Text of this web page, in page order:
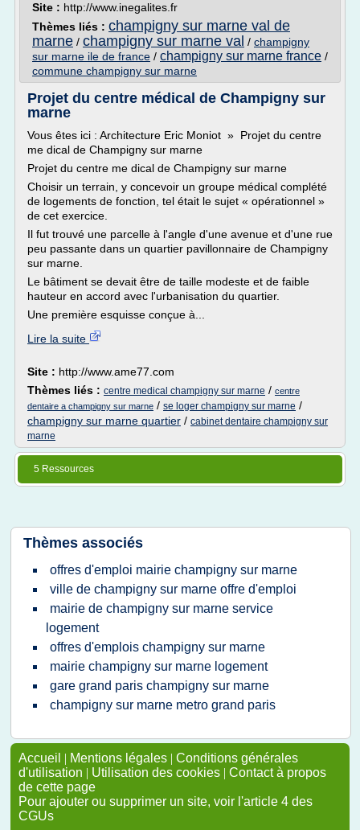
Site : http://www.inegalites.fr
Thèmes liés : champigny sur marne val de
marne / champigny sur marne val / champigny
sur marne ile de france / champigny sur marne france /
commune champigny sur marne
Projet du centre médical de Champigny sur
marne
Vous êtes ici : Architecture Eric Moniot » Projet du centre
me dical de Champigny sur marne
Projet du centre me dical de Champigny sur marne
Choisir un terrain, y concevoir un groupe médical complété
de logements de fonction, tel était le sujet « opérationnel »
de cet exercice.
Il fut trouvé une parcelle à l'angle d'une avenue et d'une rue
peu passante dans un quartier pavillonnaire de Champigny
sur marne.
Le bâtiment se devait être de taille modeste et de faible
hauteur en accord avec l'urbanisation du quartier.
Une première esquisse conçue à...
Lire la suite
Site : http://www.ame77.com
Thèmes liés : centre medical champigny sur marne / centre
dentaire a champigny sur marne / se loger champigny sur marne /
champigny sur marne quartier / cabinet dentaire champigny sur
marne
5 Ressources
Thèmes associés
offres d'emploi mairie champigny sur marne
ville de champigny sur marne offre d'emploi
mairie de champigny sur marne service
logement
offres d'emplois champigny sur marne
mairie champigny sur marne logement
gare grand paris champigny sur marne
champigny sur marne metro grand paris
Accueil | Mentions légales | Conditions générales
d'utilisation | Utilisation des cookies | Contact à propos
de cette page
Pour ajouter ou supprimer un site, voir l'article 4 des
CGUs